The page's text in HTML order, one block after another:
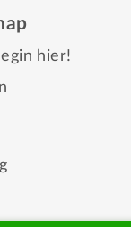
hier!